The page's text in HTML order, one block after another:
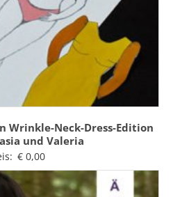
Wrinkle-Neck-Dress-Edition
und Valeria
€0,00